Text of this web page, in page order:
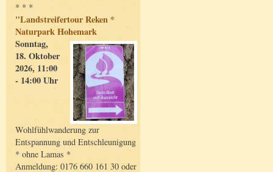
* * *
"Landstreifertour Reken *
Naturpark Hohemark
Sonntag,
18. Oktober
2026, 11:00
- 14:00 Uhr
Wohlfühlwanderung zur
Entspannung und Entschleunigung
* ohne Lamas *
Anmeldung: 0176 660 161 30 oder